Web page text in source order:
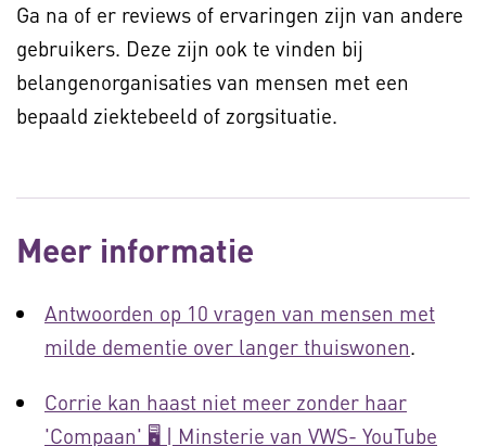
Ga na of er reviews of ervaringen zijn van andere
gebruikers. Deze zijn ook te vinden bij
belangenorganisaties van mensen met een
bepaald ziektebeeld of zorgsituatie.
Meer informatie
Antwoorden op 10 vragen van mensen met
milde dementie over langer thuiswonen.
Corrie kan haast niet meer zonder haar
'Compaan' 🖥 | Minsterie van VWS- YouTube